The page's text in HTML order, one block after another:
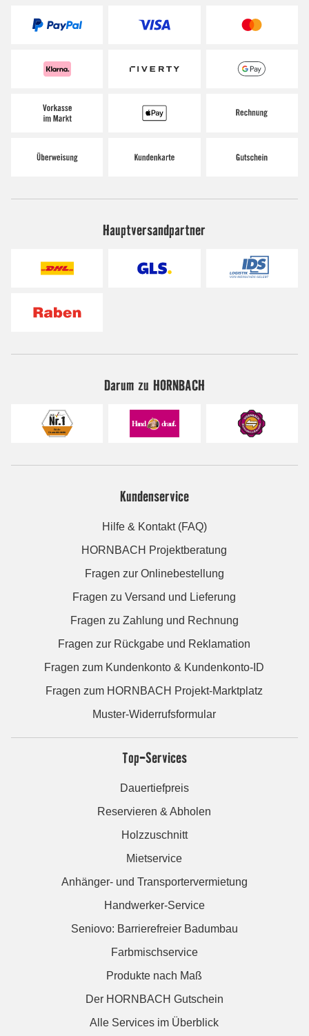
Hauptversandpartner
Darum zu HORNBACH
Kundenservice
Hilfe & Kontakt (FAQ)
HORNBACH Projektberatung
Fragen zur Onlinebestellung
Fragen zu Versand und Lieferung
Fragen zu Zahlung und Rechnung
Fragen zur Rückgabe und Reklamation
Fragen zum Kundenkonto & Kundenkonto-ID
Fragen zum HORNBACH Projekt-Marktplatz
Muster-Widerrufsformular
Top-Services
Dauertiefpreis
Reservieren & Abholen
Holzzuschnitt
Mietservice
Anhänger- und Transportervermietung
Handwerker-Service
Seniovo: Barrierefreier Badumbau
Farbmischservice
Produkte nach Maß
Der HORNBACH Gutschein
Alle Services im Überblick